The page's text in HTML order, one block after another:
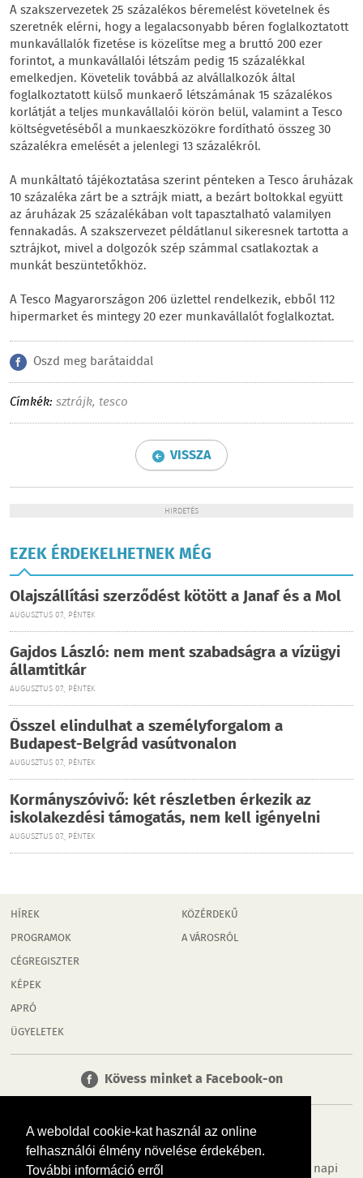
A weboldal cookie-kat használ az online
felhasználói élmény növelése érdekében.
További információ erről
A szakszervezetek 25 százalékos béremelést követelnek és
szeretnék elérni, hogy a legalacsonyabb béren foglalkoztatott
munkavállalók fizetése is közelítse meg a bruttó 200 ezer
forintot, a munkavállalói létszám pedig 15 százalékkal
emelkedjen. Követelik továbbá az alvállalkozók által
foglalkoztatott külső munkaerő létszámának 15 százalékos
korlátját a teljes munkavállalói körön belül, valamint a Tesco
költségvetéséből a munkaeszközökre fordítható összeg 30
százalékra emelését a jelenlegi 13 százalékról.
A munkáltató tájékoztatása szerint pénteken a Tesco áruházak
10 százaléka zárt be a sztrájk miatt, a bezárt boltokkal együtt
az áruházak 25 százalékában volt tapasztalható valamilyen
fennakadás. A szakszervezet példátlanul sikeresnek tartotta a
sztrájkot, mivel a dolgozók szép számmal csatlakoztak a
munkát beszüntetőkhöz.
A Tesco Magyarországon 206 üzlettel rendelkezik, ebből 112
hipermarket és mintegy 20 ezer munkavállalót foglalkoztat.
Oszd meg barátaiddal
Címkék: sztrájk, tesco
VISSZA
HIRDETÉS
EZEK ÉRDEKELHETNEK MÉG
Olajszállítási szerződést kötött a Janaf és a Mol
AUGUSZTUS 07., PÉNTEK
Gajdos László: nem ment szabadságra a vízügyi
államtitkár
AUGUSZTUS 07., PÉNTEK
Ősszel elindulhat a személyforgalom a
Budapest-Belgrád vasútvonalon
AUGUSZTUS 07., PÉNTEK
Kormányszóvivő: két részletben érkezik az
iskolakezdési támogatás, nem kell igényelni
AUGUSZTUS 07., PÉNTEK
HÍREK
PROGRAMOK
CÉGREGISZTER
KÉPEK
APRÓ
ÜGYELETEK
KÖZÉRDEKŰ
A VÁROSRÓL
Kövess minket a Facebook-on
Tudj meg többet városodról! Hírek, programok, képek, napi